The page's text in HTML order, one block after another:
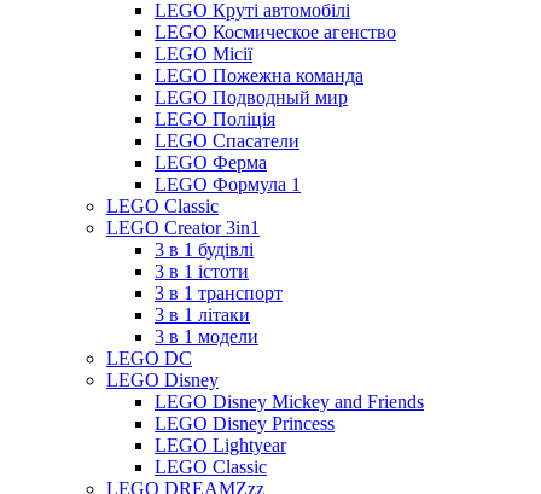
LEGO Круті автомобілі
LEGO Космическое агенство
LEGO Місії
LEGO Пожежна команда
LEGO Подводный мир
LEGO Поліція
LEGO Спасатели
LEGO Ферма
LEGO Формула 1
LEGO Classic
LEGO Creator 3in1
3 в 1 будівлі
3 в 1 істоти
3 в 1 транспорт
3 в 1 літаки
3 в 1 модели
LEGO DC
LEGO Disney
LEGO Disney Mickey and Friends
LEGO Disney Princess
LEGO Lightyear
LEGO Classic
LEGO DREAMZzz